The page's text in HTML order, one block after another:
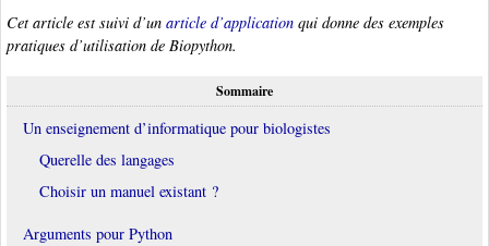
Cet article est suivi d’un article d’application qui donne des exemples
pratiques d’utilisation de Biopython.
Sommaire
Un enseignement d’informatique pour biologistes
Querelle des langages
Choisir un manuel existant ?
Arguments pour Python